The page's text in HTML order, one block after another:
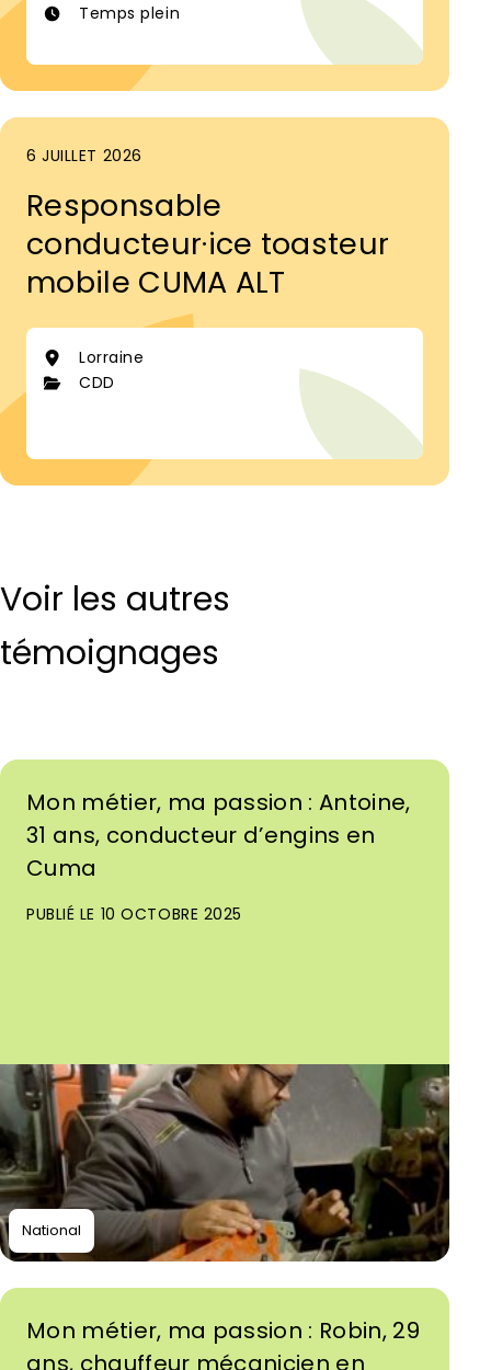
Temps plein
6 JUILLET 2026
Responsable
conducteur·ice toasteur
mobile CUMA ALT
Lorraine
CDD
Voir les autres
témoignages
Mon métier, ma passion : Antoine,
31 ans, conducteur d’engins en
Cuma
PUBLIÉ LE 10 OCTOBRE 2025
National
Mon métier, ma passion : Robin, 29
ans, chauffeur mécanicien en